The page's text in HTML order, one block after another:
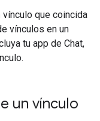
vínculo que coincida
vínculos en un
tu app de Chat,
un vínculo